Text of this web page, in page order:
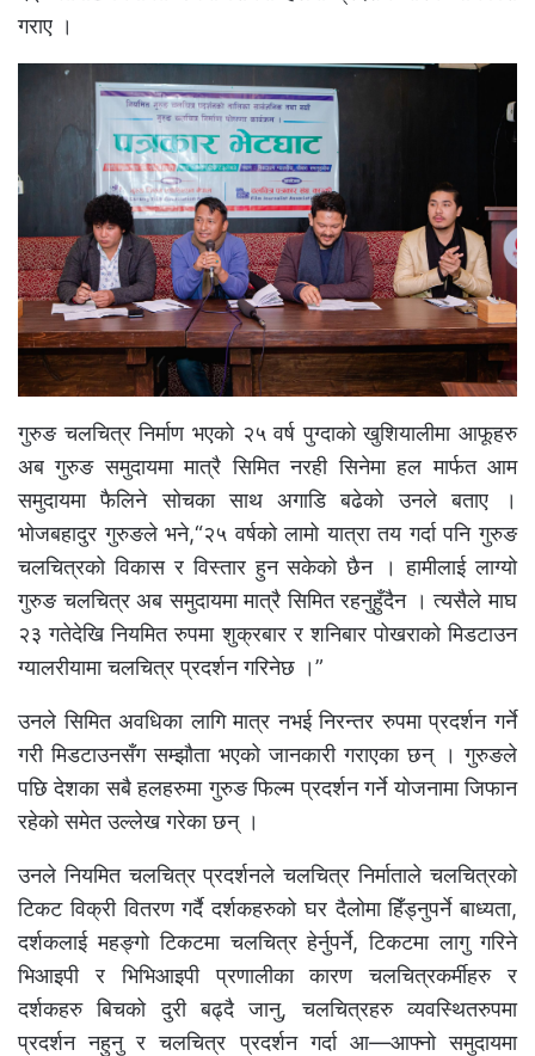
गराए ।
गुरुङ चलचित्र निर्माण भएको २५ वर्ष पुग्दाको खुशियालीमा आफूहरु
अब गुरुङ समुदायमा मात्रै सिमित नरही सिनेमा हल मार्फत आम
समुदायमा फैलिने सोचका साथ अगाडि बढेको उनले बताए ।
भोजबहादुर गुरुङले भने,“२५ वर्षको लामो यात्रा तय गर्दा पनि गुरुङ
चलचित्रको विकास र विस्तार हुन सकेको छैन । हामीलाई लाग्यो
गुरुङ चलचित्र अब समुदायमा मात्रै सिमित रहनुहुँदैन । त्यसैले माघ
२३ गतेदेखि नियमित रुपमा शुक्रबार र शनिबार पोखराको मिडटाउन
ग्यालरीयामा चलचित्र प्रदर्शन गरिनेछ ।”
उनले सिमित अवधिका लागि मात्र नभई निरन्तर रुपमा प्रदर्शन गर्ने
गरी मिडटाउनसँग सम्झौता भएको जानकारी गराएका छन् । गुरुङले
पछि देशका सबै हलहरुमा गुरुङ फिल्म प्रदर्शन गर्ने योजनामा जिफान
रहेको समेत उल्लेख गरेका छन् ।
उनले नियमित चलचित्र प्रदर्शनले चलचित्र निर्माताले चलचित्रको
टिकट विक्री वितरण गर्दै दर्शकहरुको घर दैलोमा हिँड्नुपर्ने बाध्यता,
दर्शकलाई महङ्गो टिकटमा चलचित्र हेर्नुपर्ने, टिकटमा लागु गरिने
भिआइपी र भिभिआइपी प्रणालीका कारण चलचित्रकर्मीहरु र
दर्शकहरु बिचको दुरी बढ्दै जानु, चलचित्रहरु व्यवस्थितरुपमा
प्रदर्शन नहुनु र चलचित्र प्रदर्शन गर्दा आ—आफ्नो समुदायमा